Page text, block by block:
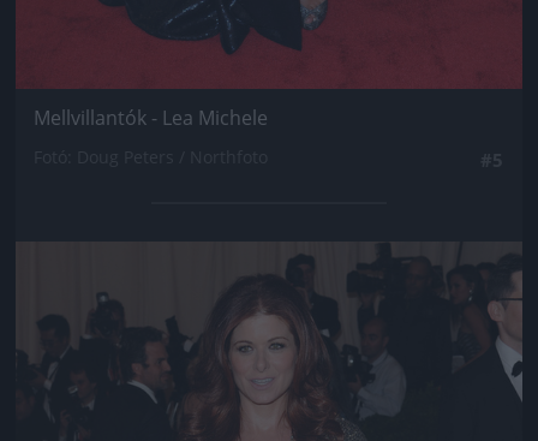
Mellvillantók - Lea Michele
Jön még kép!